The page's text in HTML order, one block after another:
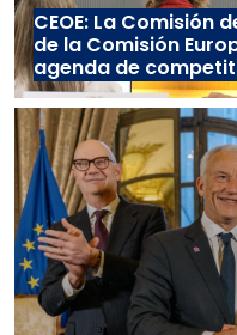
CEOE: La Comisión
de la Comisión
agenda de